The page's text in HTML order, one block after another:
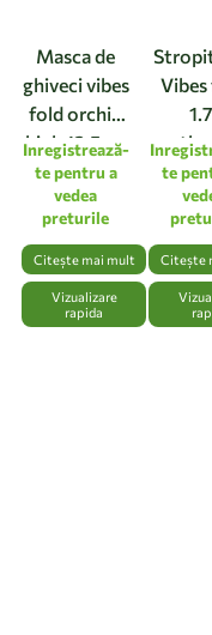
Masca de
ghiveci vibes
fold orchid
high 12,5cm
linen white
Inregistrează-
te pentru a
vedea
preturile
Citește mai mult
Vizualizare
rapida
te
Citește